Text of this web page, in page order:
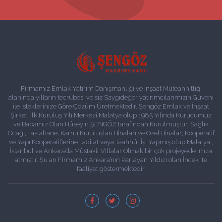
Firmamız Emlak Yatırım Danışmanlığı ve İnşaat Müteahhitliği
alanında yılların tecrübesi ve siz Saygıdeğer yatırımcılarımızın Güveni
ile İsteklerinize Göre Çözüm Üretmektedir. Şengöz Emlak ve İnşaat
Şirketi İlk Kuruluş Yılı Merkezi Malatya olup 1985 Yılında Kurucumuz
ve Babamız Olan Hüseyin ŞENGÖZ tarafından Kurulmuştur. Sağlık
Ocağı,Hastahane, Kamu Kuruluşları Binaları ve Özel Binalar; Kooperatif
ve Yapı Kooperatiflerine Tadilat veya Taahhüt İşi Yapmış olup Malatya ,
İstanbul ve Ankara’da Müstakil Villalar Olmak bir çok projeye’de imza
atmıştır. Şu an Firmamız Ankara’nın Parlayan Yıldızı olan İncek ‘te
faaliyet göstermektedir.